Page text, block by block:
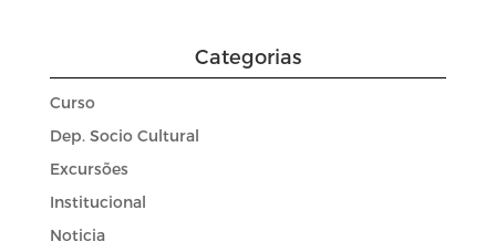
Categorias
Curso
Dep. Socio Cultural
Excursões
Institucional
Noticia